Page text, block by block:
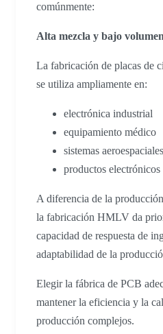
comúnmente:
Alta mezcla y bajo
La fabricación de placas de
se utiliza ampliamente en:
electrónica industrial
equipamiento médico
sistemas aeroespaciales
productos electrónicos
A diferencia de la
la fabricación HMLV da
capacidad de respuesta de
adaptabilidad de la
Elegir la fábrica de PCB
mantener la eficiencia y la
producción complejos.